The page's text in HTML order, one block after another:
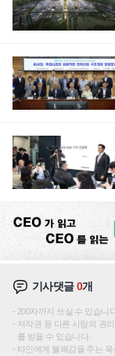
기사댓글0개
200자까지 쓰실 수 있습니
저작권 등 다른 사람의 권
를 받을 수 있습니다.
타인에게 불쾌감을 주는